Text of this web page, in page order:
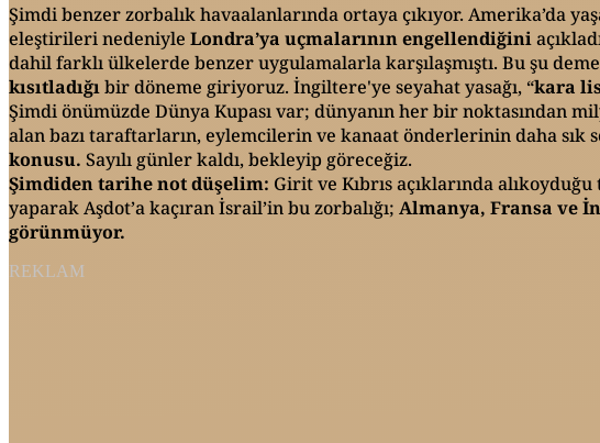
Şimdi benzer zorbalık havaalanlarında ortaya çıkıyor. Amerika’da
eleştirileri nedeniyle Londra’ya uçmalarının engellendiğini
dahil farklı ülkelerde benzer uygulamalarla karşılaşmıştı. Bu şu
kısıtladığıbir döneme giriyoruz. İngiltere'ye seyahat yasağı, “kara
Şimdi önümüzde Dünya Kupası var; dünyanın her bir noktasından
alan bazı taraftarların, eylemcilerin ve kanaat önderlerinin daha sık
konusu. Sayılı günler kaldı, bekleyip göreceğiz.
Şimdiden tarihe not düşelim: Girit ve Kıbrıs açıklarında
yaparak Aşdot’a kaçıran İsrail’in bu zorbalığı; Almanya, Fransa ve
görünmüyor.
REKLAM